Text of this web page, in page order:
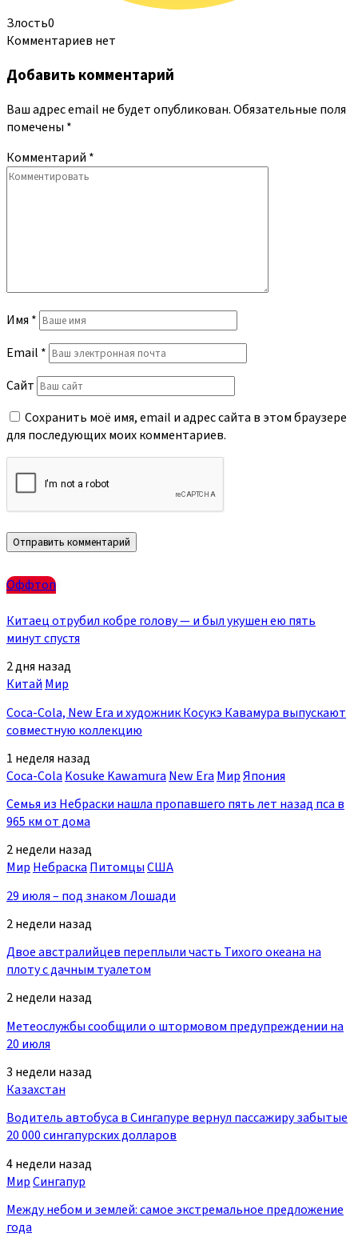
Злость0
Комментариев нет
Добавить комментарий
Ваш адрес email не будет опубликован.Обязательные поля
помечены *
Комментарий *
Имя *
Email *
Сайт
Сохранить моё имя, email и адрес сайта в этом браузере
для последующих моих комментариев.
Оффтоп
Китаец отрубил кобре голову — и был укушен ею пять
минут спустя
2 дня назад
Китай Мир
Coca-Cola, New Era и художник Косукэ Кавамура выпускают
совместную коллекцию
1 неделя назад
Coca-Cola Kosuke Kawamura New Era МирЯпония
Семья из Небраски нашла пропавшего пять лет назад пса в
965 км от дома
2 недели назад
МирНебраскаПитомцыСША
29 июля – под знаком Лошади
2 недели назад
Двое австралийцев переплыли часть Тихого океана на
плоту с дачным туалетом
2 недели назад
Метеослужбы сообщили о штормовом предупреждении на
20 июля
3 недели назад
Казахстан
Водитель автобуса в Сингапуре вернул пассажиру забытые
20 000 сингапурских долларов
4 недели назад
МирСингапур
Между небом и землей: самое экстремальное предложение
года